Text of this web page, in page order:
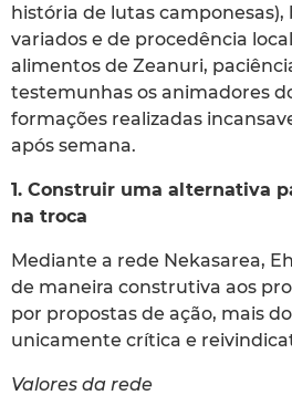
história de lutas
variados e de procedência
alimentos de Zeanuri,
testemunhas os animadores
formações realizadas
após semana.
1. Construir uma alternativa
na troca
Mediante a rede Nekasarea,
de maneira construtiva aos
por propostas de ação, mais
unicamente crítica e
Valores da rede